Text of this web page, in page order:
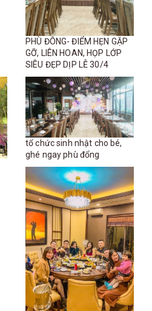
PHÙ ĐÔNG- ĐIỂM HẸN GẶP
GỠ, LIÊN HOAN, HỌP LỚP
SIÊU ĐẸP DỊP LỄ 30/4
tổ chức sinh nhật cho bé,
ghé ngay phù đổng